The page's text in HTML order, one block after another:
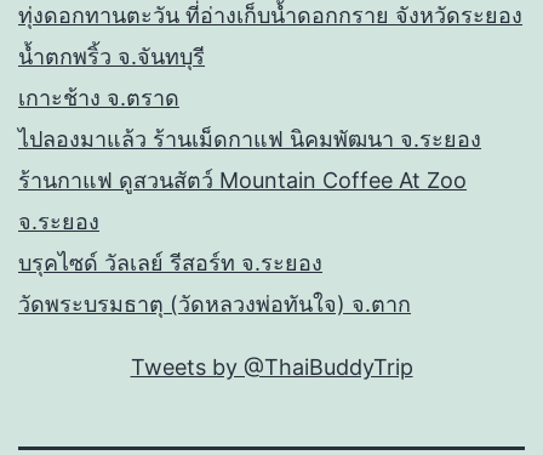
ทุ่งดอกทานตะวัน ที่อ่างเก็บน้ำดอกกราย จังหวัดระยอง
น้ำตกพริ้ว จ.จันทบุรี
เกาะช้าง จ.ตราด
ไปลองมาแล้ว ร้านเม็ดกาแฟ นิคมพัฒนา จ.ระยอง
ร้านกาแฟ ดูสวนสัตว์ Mountain Coffee At Zoo
จ.ระยอง
บรุคไซด์ วัลเลย์ รีสอร์ท จ.ระยอง
วัดพระบรมธาตุ (วัดหลวงพ่อทันใจ) จ.ตาก
Tweets by @ThaiBuddyTrip